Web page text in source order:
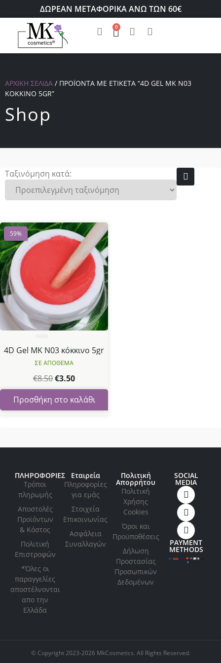
ΔΩΡΕΑΝ ΜΕΤΑΦΟΡΙΚΑ ΑΝΩ ΤΩΝ 60€
0
ΑΡΧΙΚΉ ΣΕΛΊΔΑ / ΠΡΟΪΌΝΤΑ ΜΕ ΕΤΙΚΈΤΑ “4D GEL MK N03
ΚΌΚΚΙΝΟ 5GR”
Shop
Ταξινόμηση κατά:
59%
ΣΕ ΑΠΟΘΕΜΑ
4D Gel MK N03 κόκκινο 5gr
€8.50€3.50
Προσθήκη στο καλάθι
Βαθμολογήθηκε
με
0
από
5
ΠΛΗΡΟΦΟΡΙΕΣ
Τρόποι
πληρωμής
Αποστολές
Προϊόντων
& Κόστος
Πολιτική
Επιστροφών
*Όλες οι
παραγγελίες
αποστέλνονται
απο την
Ελλάδα
Εταιρεία
Πληροφορίες
για εμάς
Στοιχεία
Επικοινωνίας
Ασφάλεια
Συναλλαγών
Πολιτική
Απορρήτου
Πολιτική
Xρήσης
Cookies
Όροι και
Προϋποθέσεις
Δήλωση
Προστασίας
Προσωπικών
Δεδομένων
SOCIAL
MEDIA
PAYMENT
METHODS
© Copyright 2023-2026 MkCosmetics. All Rights Reserved.